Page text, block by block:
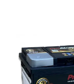
Uporedi